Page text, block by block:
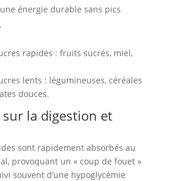
énergie durable sans pics
rapides : fruits sucrés, miel,
lents : légumineuses, céréales
douces.
sur la digestion et
sont rapidement absorbés au
provoquant un « coup de fouet »
souvent d’une hypoglycémie